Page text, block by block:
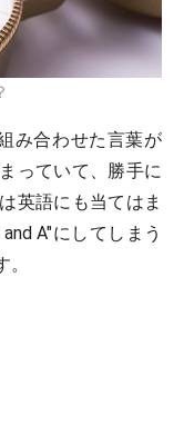
み合わせた言葉が
っていて、勝手に
英語にも当てはま
A"にしてしまう